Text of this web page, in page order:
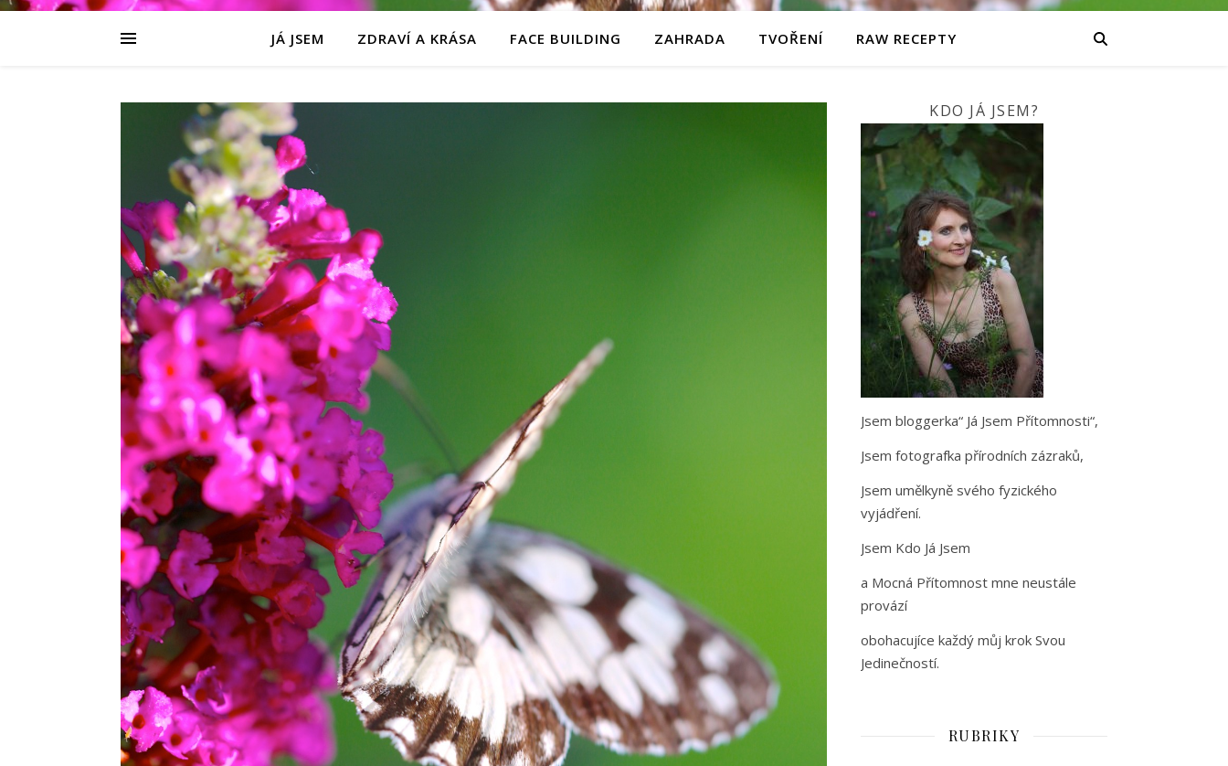
JÁ JSEM ZDRAVÍ A KRÁSA FACE BUILDING ZAHRADA TVOŘENÍ RAW RECEPTY
KDO JÁ JSEM?
Jsem bloggerka“ Já Jsem Přítomnosti“,
Jsem fotografka přírodních zázraků,
Jsem umělkyně svého fyzického
vyjádření.
Jsem Kdo Já Jsem
a Mocná Přítomnost mne neustále
provází
obohacujíce každý můj krok Svou
Jedinečností.
RUBRIKY